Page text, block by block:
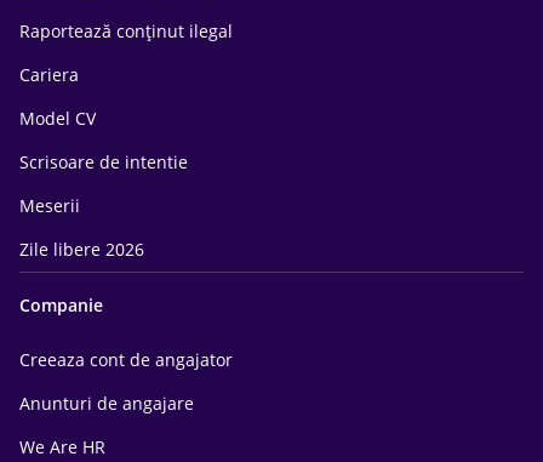
Raportează conținut ilegal
Cariera
Model CV
Scrisoare de intentie
Meserii
Zile libere 2026
Companie
Creeaza cont de angajator
Anunturi de angajare
We Are HR